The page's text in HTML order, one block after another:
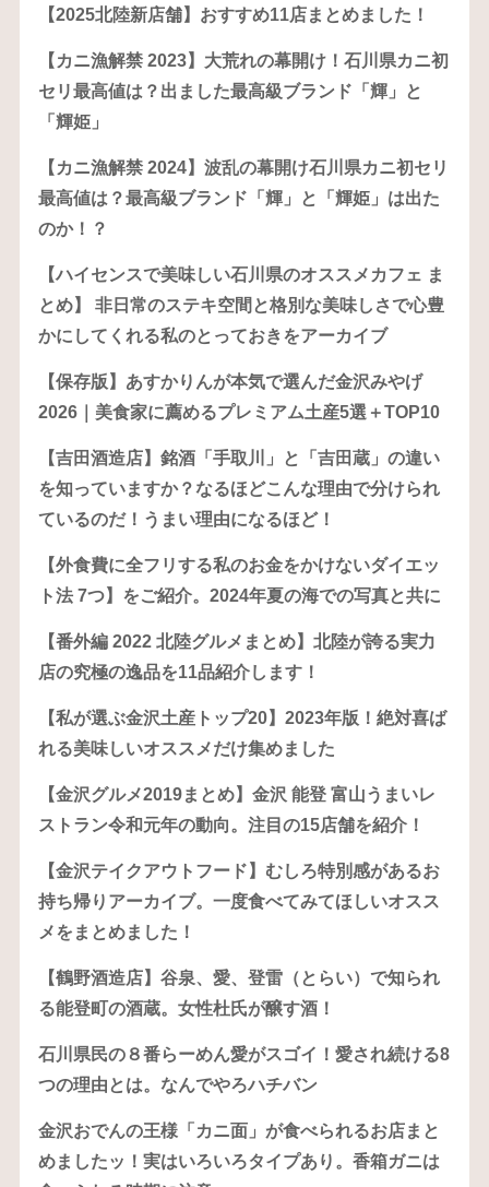
【2025北陸新店舗】おすすめ11店まとめました！
【カニ漁解禁 2023】大荒れの幕開け！石川県カニ初
セリ最高値は？出ました最高級ブランド「輝」と
「輝姫」
【カニ漁解禁 2024】波乱の幕開け石川県カニ初セリ
最高値は？最高級ブランド「輝」と「輝姫」は出た
のか！？
【ハイセンスで美味しい石川県のオススメカフェ ま
とめ】 非日常のステキ空間と格別な美味しさで心豊
かにしてくれる私のとっておきをアーカイブ
【保存版】あすかりんが本気で選んだ金沢みやげ
2026｜美食家に薦めるプレミアム土産5選＋TOP10
【吉田酒造店】銘酒「手取川」と「吉田蔵」の違い
を知っていますか？なるほどこんな理由で分けられ
ているのだ！うまい理由になるほど！
【外食費に全フリする私のお金をかけないダイエッ
ト法 7つ】をご紹介。2024年夏の海での写真と共に
【番外編 2022 北陸グルメまとめ】北陸が誇る実力
店の究極の逸品を11品紹介します！
【私が選ぶ金沢土産トップ20】2023年版！絶対喜ば
れる美味しいオススメだけ集めました
【金沢グルメ2019まとめ】金沢 能登 富山うまいレ
ストラン令和元年の動向。注目の15店舗を紹介！
【金沢テイクアウトフード】むしろ特別感があるお
持ち帰りアーカイブ。一度食べてみてほしいオスス
メをまとめました！
【鶴野酒造店】谷泉、愛、登雷（とらい）で知られ
る能登町の酒蔵。女性杜氏が醸す酒！
石川県民の８番らーめん愛がスゴイ！愛され続ける8
つの理由とは。なんでやろハチバン
金沢おでんの王様「カニ面」が食べられるお店まと
めましたッ！実はいろいろタイプあり。香箱ガニは